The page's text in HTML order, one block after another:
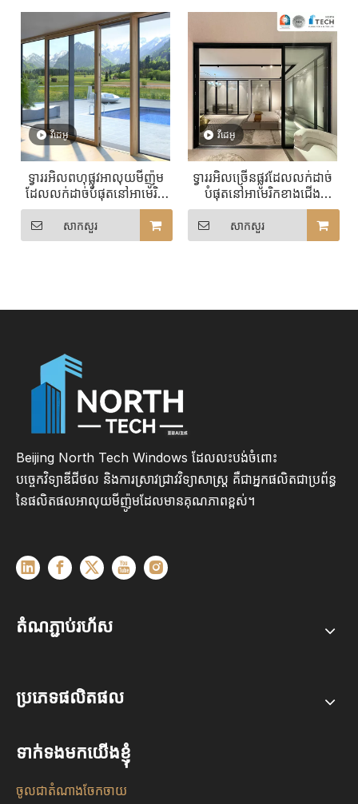
វីដេអូ
ទ្វាររអិលពហុផ្លូវអាលុយមីញ៉ូម
ដែលលក់ដាច់បំផុតនៅអាមេរិក
ខាងជើងជាមួយនឹងចំនួនផ្លូវរអិល
ដែលអាចប្ដូរតាមបំណងបាន
សាកសួរ
វីដេអូ
ទ្វាររអិលច្រើនផ្លូវដែលលក់ដាច់
បំផុតនៅអាមេរិកខាងជើង
ជាមួយនឹងចំនួនផ្លូវរអិលដែល
អាចប្ដូរតាមបំណងបាន។
សាកសួរ
Beijing North Tech Windows ដែលលះបង់ចំពោះ
បច្ចេកវិទ្យាឌីជីថល និងការស្រាវជ្រាវវិទ្យាសាស្ត្រ គឺជាអ្នកផលិតជាប្រព័ន្ធ
នៃផលិតផលអាលុយមីញ៉ូមដែលមានគុណភាពខ្ពស់។
តំណភ្ជាប់រហ័ស
ប្រភេទផលិតផល
ទាក់ទងមកយើងខ្ញុំ
ចូលជាតំណាងចែកចាយ